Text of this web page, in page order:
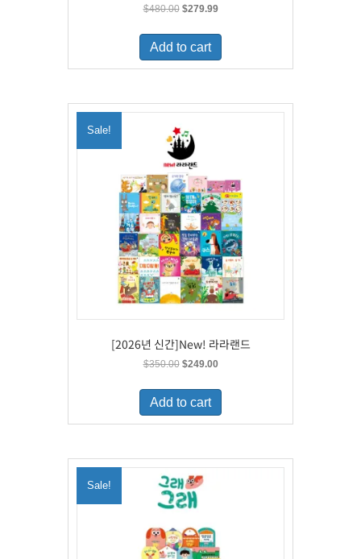
$480.00 Original
was:
$480.00.
$279.99Current
is:
Add to cart
Sale!
[2026년 신간]New! 라라랜드
$350.00 Original
was:
$350.00.
$249.00Current
is:
Add to cart
Sale!